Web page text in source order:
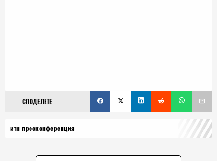
СПОДЕЛЕТЕ
итн пресконференция